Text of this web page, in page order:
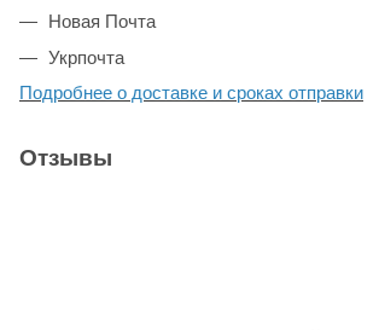
Новая Почта
Укрпочта
Подробнее о доставке и сроках отправки
Отзывы